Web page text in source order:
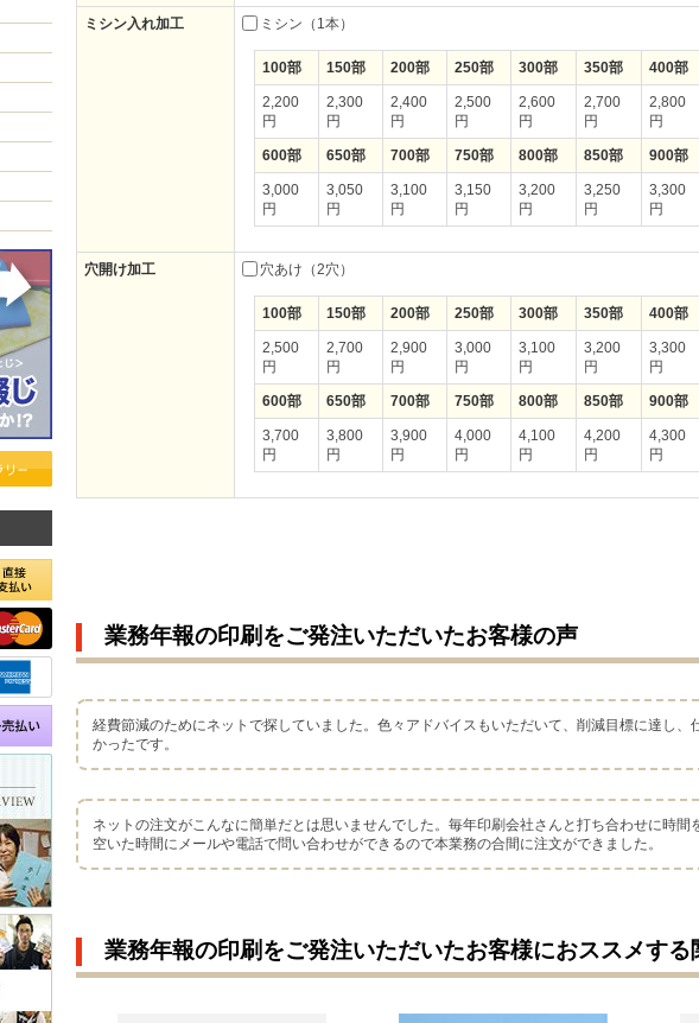
ミシン入れ加工 ミシン（1本）
100部 150部 200部 250部 300部 350部 400部
2,200
円
2,300
円
2,400
円
2,500
円
2,600
円
2,700
円
2,800
円
600部 650部 700部 750部 800部 850部 900部
3,000
円
3,050
円
3,100
円
3,150
円
3,200
円
3,250
円
3,300
円
穴開け加工 穴あけ（2穴）
100部 150部 200部 250部 300部 350部 400部
2,500
円
2,700
円
2,900
円
3,000
円
3,100
円
3,200
円
3,300
円
600部 650部 700部 750部 800部 850部 900部
3,700
円
3,800
円
3,900
円
4,000
円
4,100
円
4,200
円
4,300
円
業務年報の印刷をご発注いただいたお客様の声
経費節減のためにネットで探していました。色々アドバイスもいただいて、削減目標に達し、
かったです。
ネットの注文がこんなに簡単だとは思いませんでした。毎年印刷会社さんと打ち合わせに時間
空いた時間にメールや電話で問い合わせができるので本業務の合間に注文ができました。
業務年報の印刷をご発注いただいたお客様におススメする